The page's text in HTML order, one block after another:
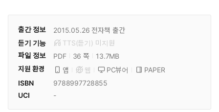
출간 정보 2015.05.26 전자책 출간
듣기 기능
TTS(듣기) 미 지원
파일 정보
PDF 36 쪽
13.7MB
지원 환경
앱 웹 PC뷰어
PAPER
ISBN
9788997728855
UCI
-